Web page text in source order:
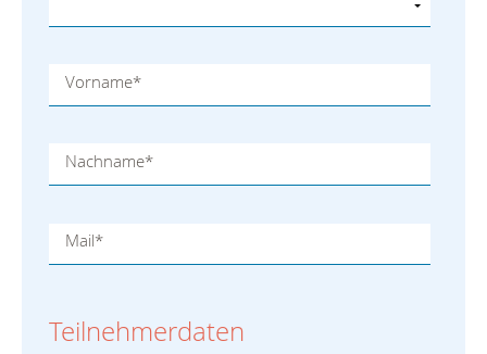
Vorname*
Nachname*
Mail*
Teilnehmerdaten